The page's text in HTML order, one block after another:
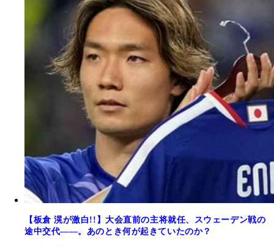
【板倉 滉が激白!!】大会直前の主将就任、スウェーデン戦の
途中交代――。あのとき何が起きていたのか？